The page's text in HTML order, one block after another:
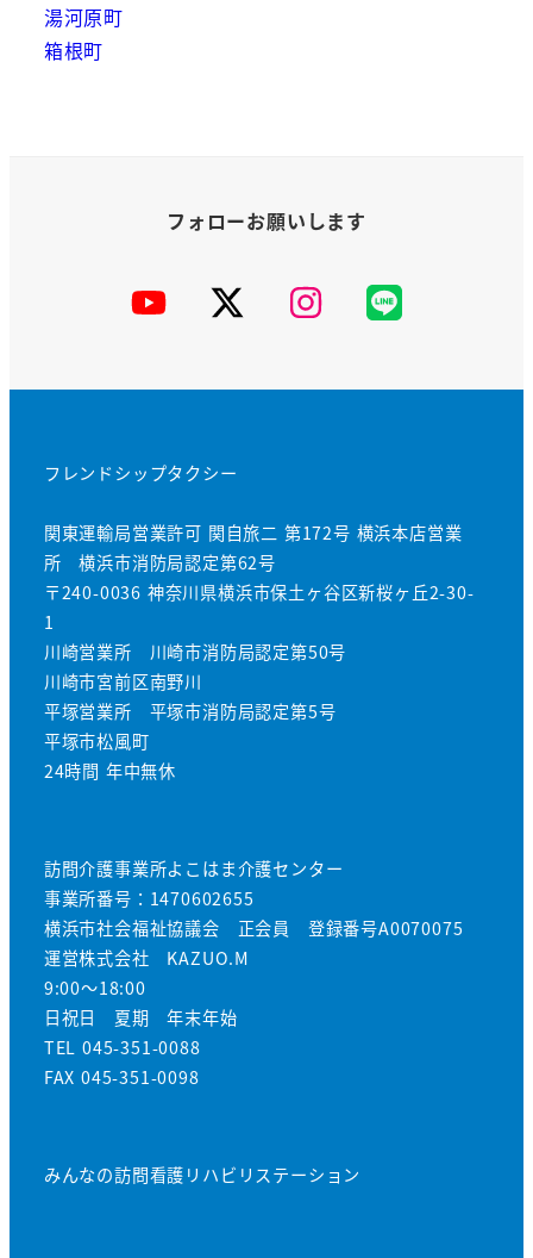
湯河原町
箱根町
YouTubeX Instagram
公
式
フレンドシップタクシー
関東運輸局営業許可 関自旅二 第172号 横浜本店営業
所 横浜市消防局認定第62号
〒240-0036 神奈川県横浜市保土ヶ谷区新桜ヶ丘2-30-
1
川崎営業所 川崎市消防局認定第50号
川崎市宮前区南野川
平塚営業所 平塚市消防局認定第5号
平塚市松風町
24時間 年中無休
訪問介護事業所よこはま介護センター
事業所番号：1470602655
横浜市社会福祉協議会 正会員 登録番号A0070075
運営株式会社 KAZUO.M
9:00～18:00
日祝日 夏期 年末年始
TEL 045-351-0088
FAX 045-351-0098
みんなの訪問看護リハビリステーション